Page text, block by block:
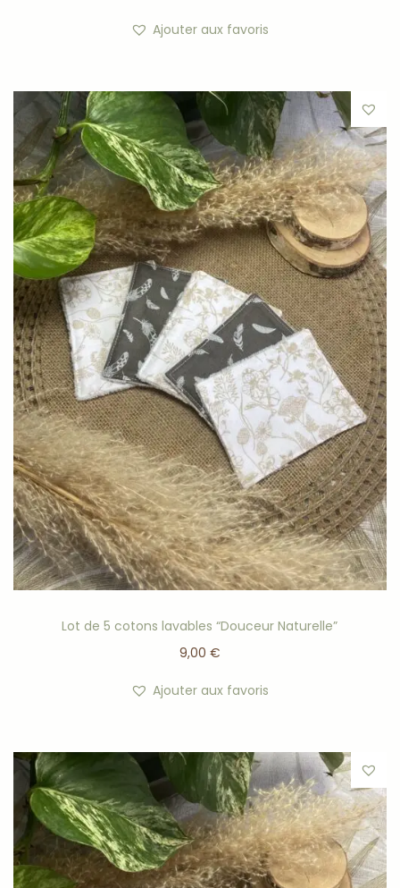
Ajouter aux favoris
Lot de 5 cotons lavables “Douceur Naturelle”
9,00 €
Ajouter aux favoris